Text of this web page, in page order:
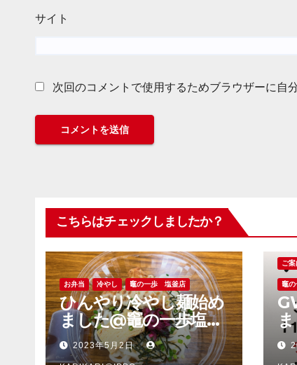
サイト
次回のコメントで使用するためブラウザーに自
こちらはチェックしましたか？
お弁当 冷やし 竈の一歩 塩釜店
ひんやり冷やし麺始め
ました@竈の一歩塩釜
店2023年5月2日
ご案
竈